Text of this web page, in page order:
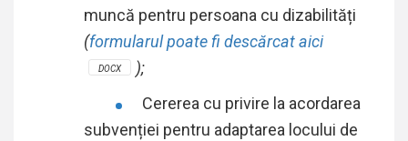
muncă pentru persoana cu dizabilități
(formularul poate fi descărcat aici
DOCX
);
Cererea cu privire la acordarea
subvenției pentru adaptarea locului de